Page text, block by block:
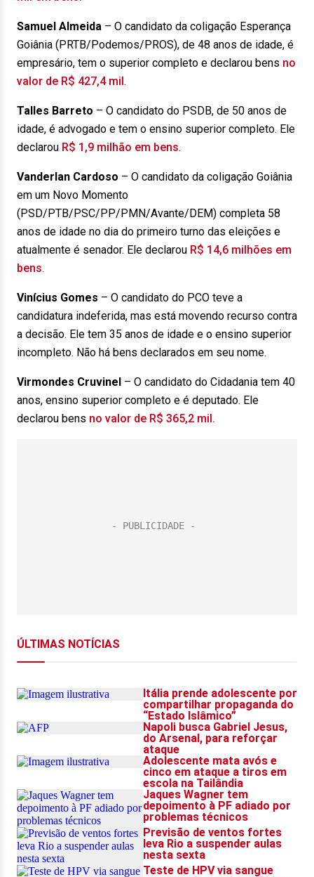
Samuel Almeida – O candidato da coligação Esperança
Goiânia (PRTB/Podemos/PROS), de 48 anos de idade, é
empresário, tem o superior completo e declarou bens no
valor de R$ 427,4 mil.
Talles Barreto – O candidato do PSDB, de 50 anos de
idade, é advogado e tem o ensino superior completo. Ele
declarou R$ 1,9 milhão em bens.
Vanderlan Cardoso – O candidato da coligação Goiânia
em um Novo Momento
(PSD/PTB/PSC/PP/PMN/Avante/DEM) completa 58
anos de idade no dia do primeiro turno das eleições e
atualmente é senador. Ele declarou R$ 14,6 milhões em
bens.
Vinícius Gomes – O candidato do PCO teve a
candidatura indeferida, mas está movendo recurso contra
a decisão. Ele tem 35 anos de idade e o ensino superior
incompleto. Não há bens declarados em seu nome.
Virmondes Cruvinel – O candidato do Cidadania tem 40
anos, ensino superior completo e é deputado. Ele
declarou bens no valor de R$ 365,2 mil.